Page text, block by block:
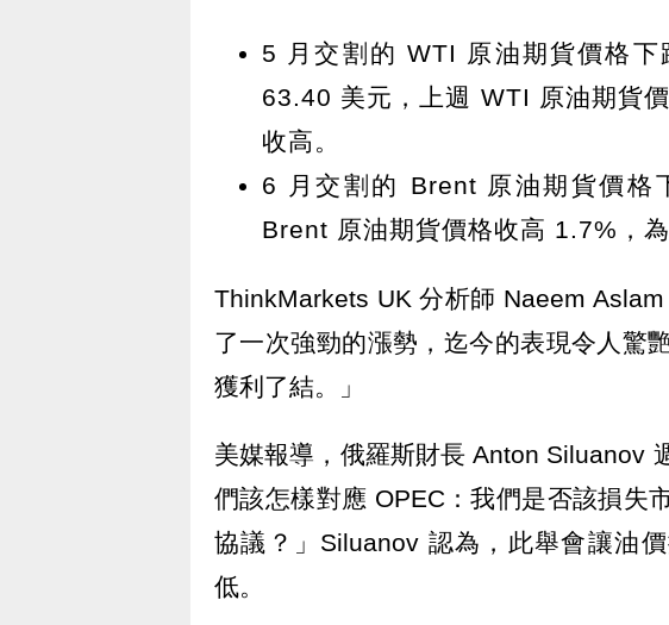
5 月交割的 WTI 原油期貨價格
63.40 美元，上週 WTI 原油期貨
收高。
6 月交割的 Brent 原油期貨價格
Brent 原油期貨價格收高 1.7%，為
ThinkMarkets UK 分析師 Naeem
了一次強勁的漲勢，迄今的表現令人驚
獲利了結。」
美媒報導，俄羅斯財長 Anton Siluanov
們該怎樣對應 OPEC：我們是否該損失
協議？」Siluanov 認為，此舉會讓油
低。